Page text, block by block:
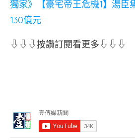
獨家》【豪宅帝王危機1】湯臣
130億元
⇩⇩⇩按讚訂閱看更多⇩⇩⇩